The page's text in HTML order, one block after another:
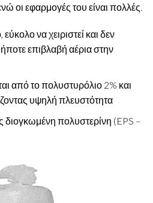
οι εφαρμογές του είναι πολλές.
εύκολο να χειριστεί και δεν
επιβλαβή αέρια στην
από το πολυστυρόλιο 2% και
υψηλή πλευστότητα
διογκωμένη πολυστερίνη (EPS –